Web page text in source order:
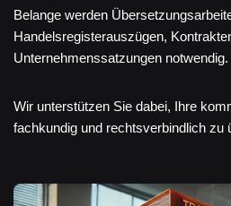
Belange werden
Handelsregisterauszügen,
Unternehmenssatzungen notwendig.
Wir unterstützen Sie dabei, Ihre
fachkundig und rechtsverbindlich zu